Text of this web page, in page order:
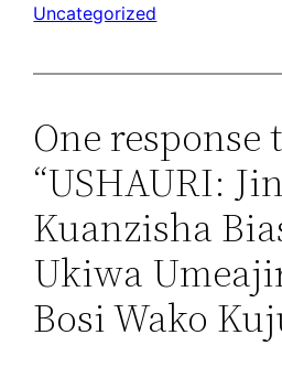
Uncategorized
One response
“USHAURI:
Kuanzisha
Ukiwa
Bosi Wako